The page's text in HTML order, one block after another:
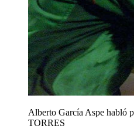
Alberto García Aspe habló
TORRES